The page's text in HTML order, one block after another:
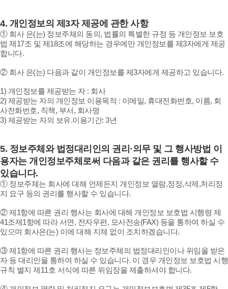
4. 개인정보의 제3자 제공에 관한 사항
① 회사 은(는) 정보주체의 동의, 법률의 특별한 규정 등 개인정보 보호
법 제17조 및 제18조에 해당하는 경우에만 개인정보를 제3자에게 제공
합니다.
② 회사 은(는) 다음과 같이 개인정보를 제3자에게 제공하고 있습니다.
1) 개인정보를 제공받는 자 : 회사
2) 제공받는 자의 개인정보 이용목적 : 이메일, 휴대전화번호, 이름, 회
사전화번호, 직책, 부서, 회사명
3) 제공받는 자의 보유.이용기간: 3년
5. 정보주체와 법정대리인의 권리·의무 및 그 행사방법 이
용자는 개인정보주체로써 다음과 같은 권리를 행사할 수
있습니다.
① 정보주체는 회사에 대해 언제든지 개인정보 열람,정정,삭제,처리정
지 요구 등의 권리를 행사할 수 있습니다.
② 제1항에 따른 권리 행사는 회사에 대해 개인정보 보호법 시행령 제
41조제1항에 따라 서면, 전자우편, 모사전송(FAX) 등을 통하여 하실 수
있으며 회사은(는) 이에 대해 지체 없이 조치하겠습니다.
③ 제1항에 따른 권리 행사는 정보주체의 법정대리인이나 위임을 받은
자 등 대리인을 통하여 하실 수 있습니다. 이 경우 개인정보 보호법 시행
규칙 별지 제11호 서식에 따른 위임장을 제출하셔야 합니다.